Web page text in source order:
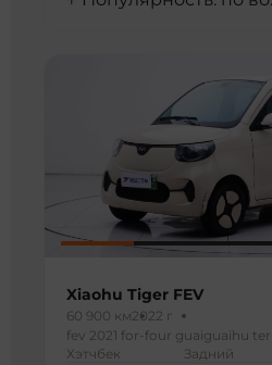
Xiaohu Tiger FEV
60 900 км2022 г
fev 2021 for-four guaiguaihu
Хэтчбек
Задний